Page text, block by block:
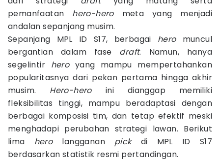
pemanfaatan hero-hero meta yang menjadi
andalan sepanjang musim.
Sepanjang MPL ID S17, berbagai hero muncul
bergantian dalam fase draft. Namun, hanya
segelintir hero yang mampu mempertahankan
popularitasnya dari pekan pertama hingga akhir
musim. Hero-heroini dianggap memiliki
fleksibilitas tinggi, mampu beradaptasi dengan
berbagai komposisi tim, dan tetap efektif meski
menghadapi perubahan strategi lawan. Berikut
lima hero langganan pick di MPL ID S17
berdasarkan statistik resmi pertandingan.